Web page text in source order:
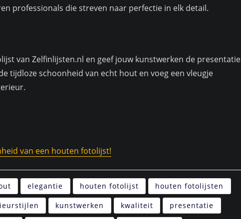
professionals die streven naar perfectie in elk detail.
van Zelfinlijsten.nl en geef jouw kunstwerken de presentatie
tijdloze schoonheid van echt hout en voeg een vleugje
van een houten fotolijst!
elegantie houten fotolijst houten fotolijsten
kunstwerken kwaliteit presentatie